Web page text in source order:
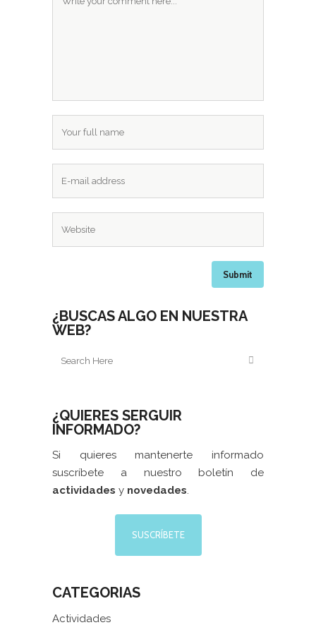
¿BUSCAS ALGO EN NUESTRA
WEB?
¿QUIERES SERGUIR
INFORMADO?
Si quieres mantenerte informado
suscríbete a nuestro boletín de
actividades y novedades.
SUSCRÍBETE
CATEGORIAS
Actividades